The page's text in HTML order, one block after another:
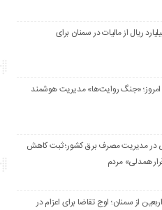
هزار میلیارد ریال از مالیات در سمنان برای
امروز؛ «جنگ روایت‌ها» مدیریت هوشمند
در مدیریت مصرف برق کشور؛ ثبت کاهش
زائر اربعین از سمنان؛ اوج تقاضا برای اعزام در